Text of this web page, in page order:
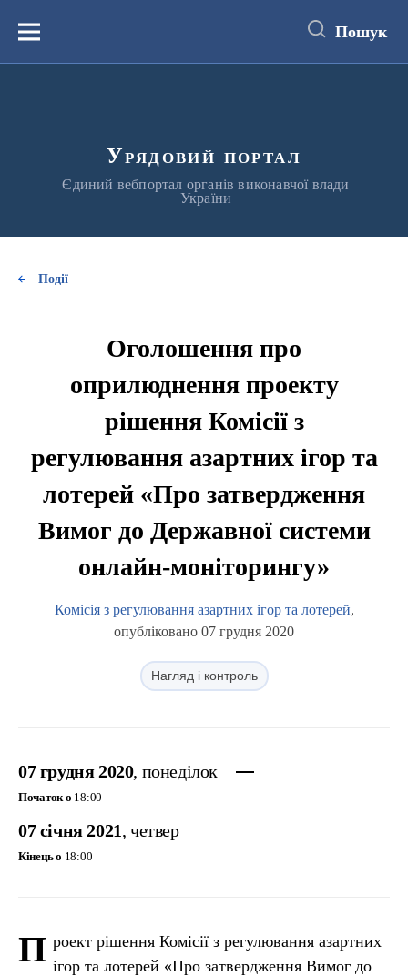
вмістуМеню Пошук
Урядовий портал
Єдиний вебпортал органів виконавчої влади
України
Події
Оголошення про
оприлюднення проекту
рішення Комісії з
регулювання азартних ігор та
лотерей «Про затвердження
Вимог до Державної системи
онлайн-моніторингу»
Комісія з регулювання азартних ігор та лотерей,
опубліковано 07 грудня 2020
Нагляд і контроль
07 грудня 2020, понеділок
Початок о 18:00
07 січня 2021, четвер
Кінець о 18:00
П роект рішення Комісії з регулювання азартних
ігор та лотерей «Про затвердження Вимог до